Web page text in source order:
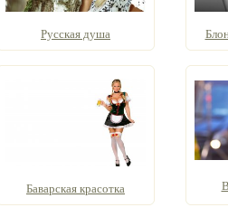
Русская душа
Баварская красотка